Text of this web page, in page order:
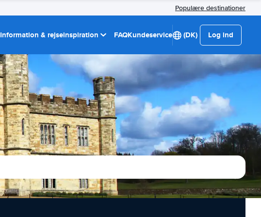
Populære destinationer
Information & rejseinspiration FAQKundeservice (DK) Log ind